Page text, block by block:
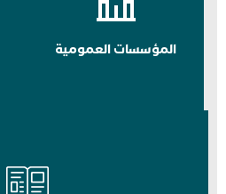
المؤسسات العمومية